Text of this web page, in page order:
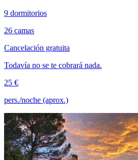
9 dormitorios
26 camas
Cancelación gratuita
Todavía no se te cobrará nada.
25 €
pers./noche (aprox.)